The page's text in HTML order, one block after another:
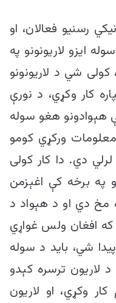
رسنیو فعالان، او
ایزو لاریونونو په
کولی شي د لاریونونو
کار وکړي، د نورې
هېوادونو هغو سوله
معلومات ورکړي کومو
دي. دا کار کولی
برخه کې اغېزمن
مخ دي او د هېواد د
افغان ولس غواړي
شي، باید د سوله
د لاریون ترسره کېدو
وکړي، او لاریون